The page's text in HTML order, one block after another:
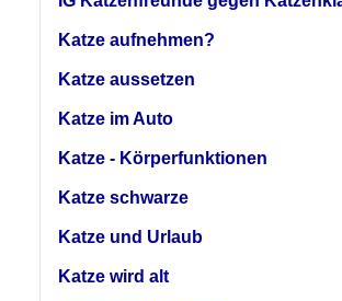
Katze aufnehmen?
Katze aussetzen
Katze im Auto
Katze - Körperfunktionen
Katze schwarze
Katze und Urlaub
Katze wird alt